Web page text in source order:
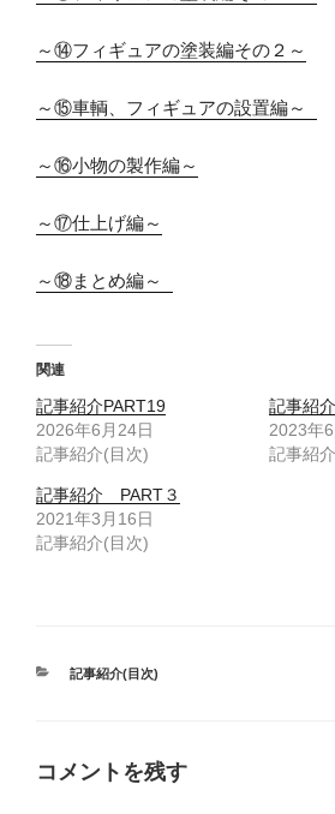
～⑭フィギュアの塗装編その２～
～⑮車輌、フィギュアの設置編～
～⑯小物の製作編～
～⑰仕上げ編～
～⑱まとめ編～
関連
記事紹介PART19
2026年6月24日
記事紹介(目次)
記事紹
2023年
記事紹
記事紹介 PART３
2021年3月16日
記事紹介(目次)
カ
記事紹介(目次)
コメントを残す